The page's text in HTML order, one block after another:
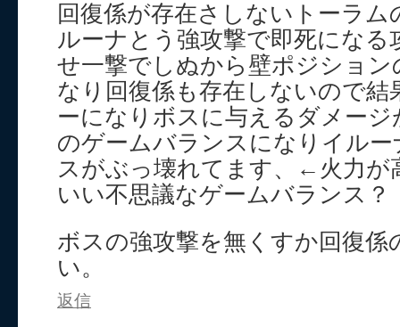
回復係が存在さしないトーラ
ルーナとう強攻撃で即死にな
せ一撃でしぬから壁ポジション
なり回復係も存在しないので結
ーになりボスに与えるダメー
のゲームバランスになりイル
スがぶっ壊れてます、←火力が
いい不思議なゲームバランス？
ボスの強攻撃を無くすか回復係
い。
返信